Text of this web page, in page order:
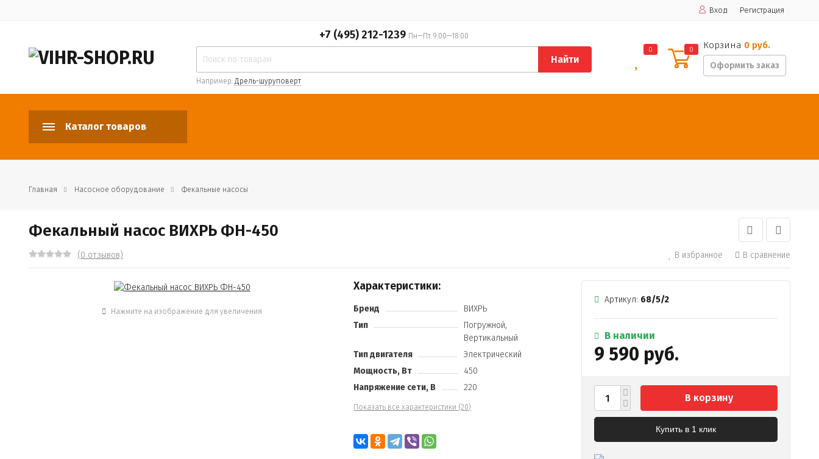
Вход Регистрация
+7 (495) 212-1239 Пн—Пт 9:00—18:00
Найти
Например: Дрель-шуруповерт
0 0 Корзина 0 руб.
Оформить заказ
Каталог товаров
Главная Насосное оборудование Фекальные насосы
Фекальный насос ВИХРЬ ФН-450
(0 отзывов) В избранное В сравнение
Нажмите на изображение для увеличения
Характеристики:
Бренд
ВИХРЬ
Тип
Погружной,
Вертикальный
Тип двигателя
Электрический
Мощность, Вт
450
Напряжение сети, В
220
Показать все характеристики (20)
Артикул: 68/5/2
В наличии
9 590 руб.
В корзину
Купить в 1 клик